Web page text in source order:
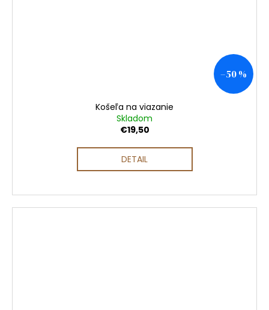
–50 %
Košeľa na viazanie
Skladom
€19,50
DETAIL